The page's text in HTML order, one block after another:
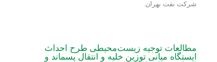
شرکت نفت بهران.
مطالعات توجیه زیست‌محیطی طرح احداث
ایستگاه میانی توزین خلیه و انتقال پسماند و